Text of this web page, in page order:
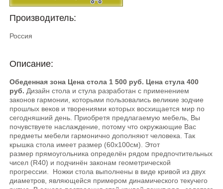
Производитель:
Россия
Описание:
Обеденная зона Цена стола 1 500 руб. Цена стула 400
руб. Дизайн стола и стула разработан с применением
законов гармонии, которыми пользовались великие зодчие
прошлых веков и творениями которых восхищается мир по
сегодняшний день. Приобретя предлагаемую мебель, Вы
почувствуете наслаждение, потому что окружающие Вас
предметы мебели гармонично дополняют человека. Так
крышка стола имеет размер (60х100см). Этот
размер прямоугольника определён рядом предпочтительных
чисел (R40) и подчинён законам геометрической
прогрессии. Ножки стола выполнены в виде кривой из двух
диаметров, являющейся примером динамического текучего